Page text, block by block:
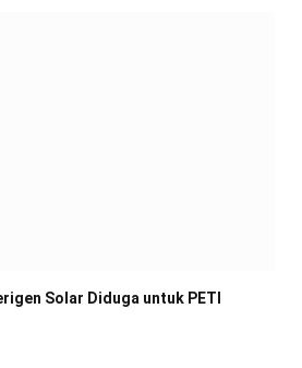
Solar Diduga untuk PETI